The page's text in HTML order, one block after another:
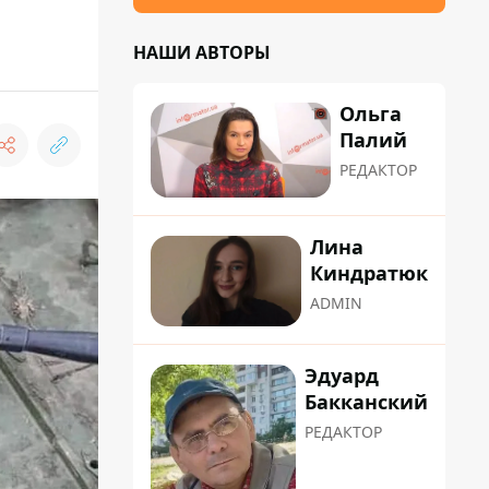
НАШИ АВТОРЫ
Ольга
Палий
РЕДАКТОР
Лина
Киндратюк
ADMIN
Эдуард
Бакканский
РЕДАКТОР